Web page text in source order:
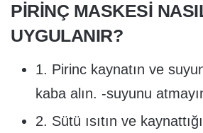
PIRINÇ MASKESI
UYGULANIR?
1. Pirinc kaynatın ve
kaba alın. -suyunu
2. Sütü ısıtın ve